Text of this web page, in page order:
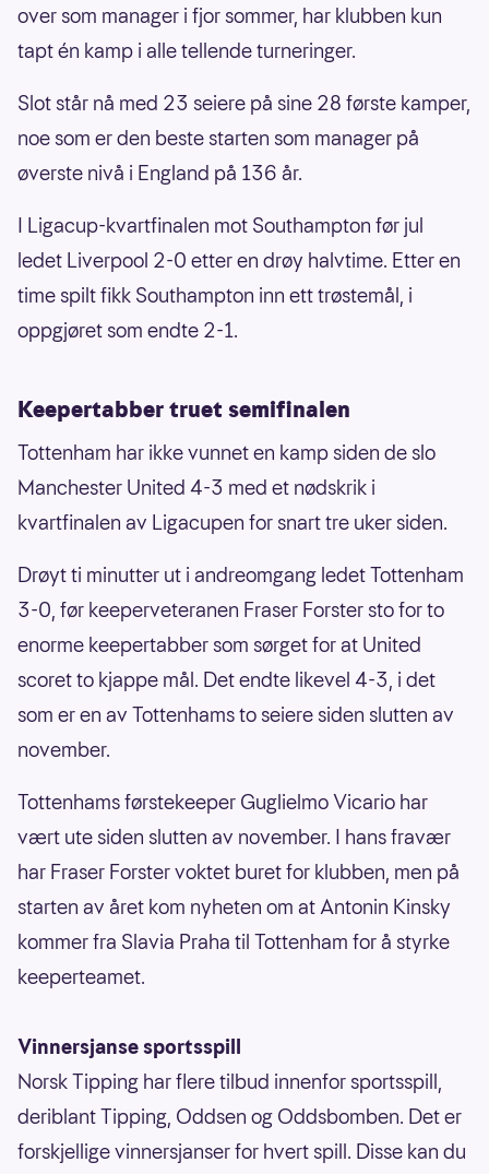
over som manager i fjor sommer, har klubben kun
tapt én kamp i alle tellende turneringer.
Slot står nå med 23 seiere på sine 28 første kamper,
noe som er den beste starten som manager på
øverste nivå i England på 136 år.
I Ligacup-kvartfinalen mot Southampton før jul
ledet Liverpool 2-0 etter en drøy halvtime. Etter en
time spilt fikk Southampton inn ett trøstemål, i
oppgjøret som endte 2-1.
Keepertabber truet semifinalen
Tottenham har ikke vunnet en kamp siden de slo
Manchester United 4-3 med et nødskrik i
kvartfinalen av Ligacupen for snart tre uker siden.
Drøyt ti minutter ut i andreomgang ledet Tottenham
3-0, før keeperveteranen Fraser Forster sto for to
enorme keepertabber som sørget for at United
scoret to kjappe mål. Det endte likevel 4-3, i det
som er en av Tottenhams to seiere siden slutten av
november.
Tottenhams førstekeeper Guglielmo Vicario har
vært ute siden slutten av november. I hans fravær
har Fraser Forster voktet buret for klubben, men på
starten av året kom nyheten om at Antonin Kinsky
kommer fra Slavia Praha til Tottenham for å styrke
keeperteamet.
Vinnersjanse sportsspill
Norsk Tipping har flere tilbud innenfor sportsspill,
deriblant Tipping, Oddsen og Oddsbomben. Det er
forskjellige vinnersjanser for hvert spill. Disse kan du